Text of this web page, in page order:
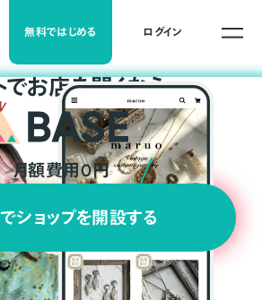
無料ではじめる ログイン
でお店を開くなら
月額費用0円
ショップを開設する